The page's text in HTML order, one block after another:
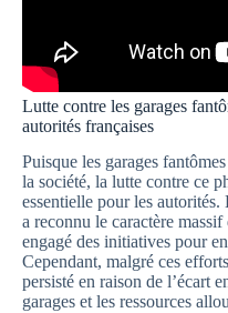
Lutte contre les garages
autorités françaises
Puisque les garages
la société, la lutte contre ce
essentielle pour les
a reconnu le caractère
engagé des initiatives pour
Cependant, malgré ces
persisté en raison de l’écart
garages et les ressources